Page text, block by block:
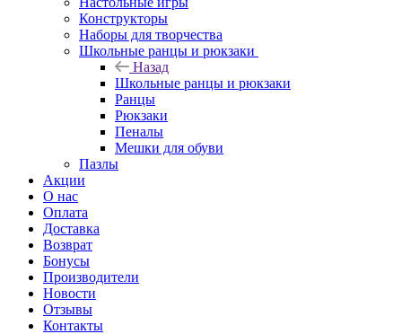
Конструкторы
Наборы для творчества
Школьные ранцы и рюкзаки
Назад
Школьные ранцы и рюкзаки
Ранцы
Рюкзаки
Пеналы
Мешки для обуви
Пазлы
Акции
О нас
Оплата
Доставка
Возврат
Бонусы
Производители
Новости
Отзывы
Контакты